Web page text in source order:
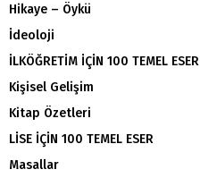
Hikaye – Öykü
İdeoloji
İLKÖĞRETİM İÇİN 100 TEMEL ESER
Kişisel Gelişim
Kitap Özetleri
LİSE İÇİN 100 TEMEL ESER
Masallar